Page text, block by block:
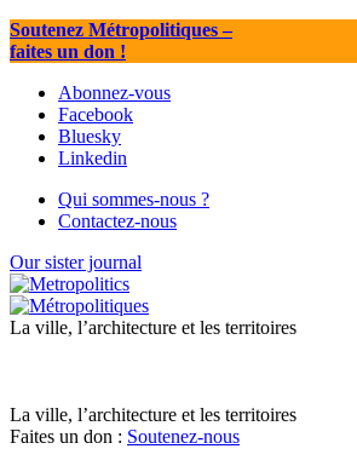
Soutenez Métropolitiques–
faites un don !
Abonnez-vous
Facebook
Bluesky
Linkedin
Qui sommes-nous ?
Contactez-nous
Our sister journal
La ville, l’architecture et les territoires
La ville, l’architecture et les territoires
Faites un don : Soutenez-nous